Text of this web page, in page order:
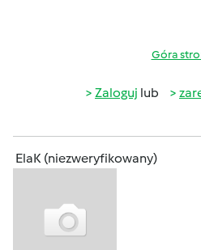
Góra
Zaloguj lub
ElaK (niezweryfikowany)